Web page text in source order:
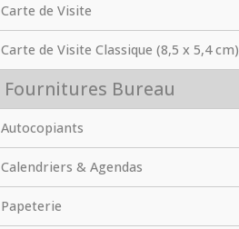
Carte de Visite
Carte de Visite Classique (8,5 x 5,4 cm)
Fournitures Bureau
Autocopiants
Calendriers & Agendas
Papeterie